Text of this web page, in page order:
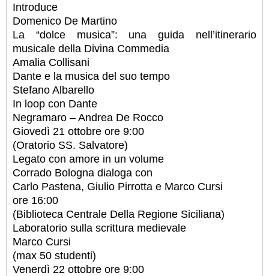
Introduce
Domenico De Martino
La “dolce musica”: una guida nell’itinerario
musicale della Divina Commedia
Amalia Collisani
Dante e la musica del suo tempo
Stefano Albarello
In loop con Dante
Negramaro – Andrea De Rocco
Giovedì 21 ottobre ore 9:00
(Oratorio SS. Salvatore)
Legato con amore in un volume
Corrado Bologna dialoga con
Carlo Pastena, Giulio Pirrotta e Marco Cursi
ore 16:00
(Biblioteca Centrale Della Regione Siciliana)
Laboratorio sulla scrittura medievale
Marco Cursi
(max 50 studenti)
Venerdì 22 ottobre ore 9:00